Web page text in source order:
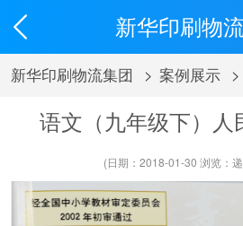
新华印刷物
新华印刷物流集团 > 案例展示 >
语文（九年级下）人
(日期：2018-01-30 浏览：